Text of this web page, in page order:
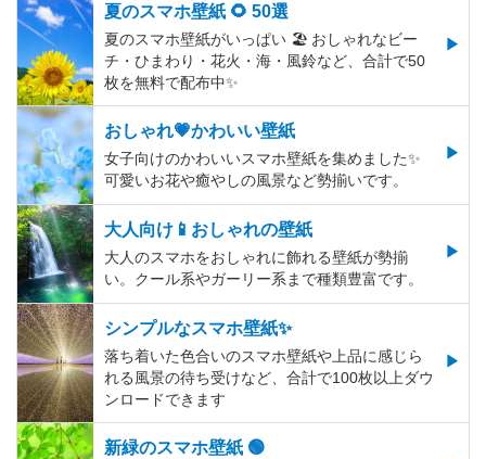
夏のスマホ壁紙 🌻 50選
夏のスマホ壁紙がいっぱい 🏖 おしゃれなビー
チ・ひまわり・花火・海・風鈴など、合計で50
枚を無料で配布中✨
おしゃれ💗かわいい壁紙
女子向けのかわいいスマホ壁紙を集めました✨
可愛いお花や癒やしの風景など勢揃いです。
大人向け📱おしゃれの壁紙
大人のスマホをおしゃれに飾れる壁紙が勢揃
い。クール系やガーリー系まで種類豊富です。
シンプルなスマホ壁紙✨
落ち着いた色合いのスマホ壁紙や上品に感じら
れる風景の待ち受けなど、合計で100枚以上ダウ
ンロードできます
新緑のスマホ壁紙 🟢